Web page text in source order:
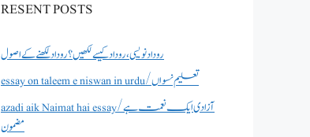
RESENT POSTS
روداد نویسی ،روداد کیسے لکھیں؟ روداد لکھنے کے اصول
essay on taleem e niswan in urdu/تعلیم نسواں
azadi aik Naimat hai essay/آزادی ایک نعمت ہے
مضمون